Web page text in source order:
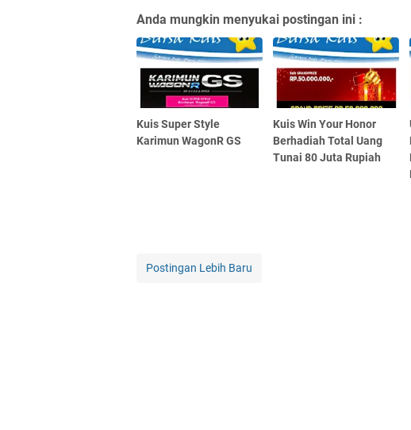
Anda mungkin menyukai postingan ini :
Kuis Super Style
Karimun WagonR GS
Kuis Win Your Honor
Berhadiah Total Uang
Tunai 80 Juta Rupiah
Postingan Lebih Baru